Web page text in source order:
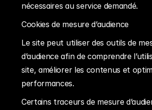
nécessaires au service demandé.
Cookies de mesure d’audience
Le site peut utiliser des outils de
d’audience afin de comprendre
site, améliorer les contenus et
performances.
Certains traceurs de mesure